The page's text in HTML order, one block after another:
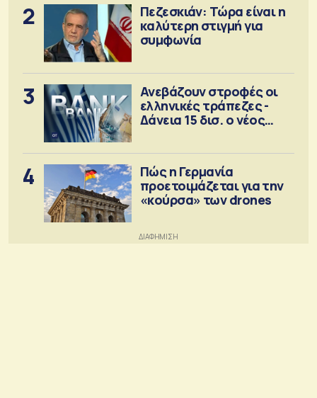
2
Πεζεσκιάν: Τώρα είναι η
καλύτερη στιγμή για
συμφωνία
3
Ανεβάζουν στροφές οι
ελληνικές τράπεζες -
Δάνεια 15 δισ. ο νέος
4
Πώς η Γερμανία
προετοιμάζεται για την
«κούρσα» των drones